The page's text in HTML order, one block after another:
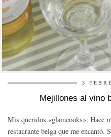
3
Mejillones al vino
Mis queridos «glamcooks»: Hace
restaurante belga que me